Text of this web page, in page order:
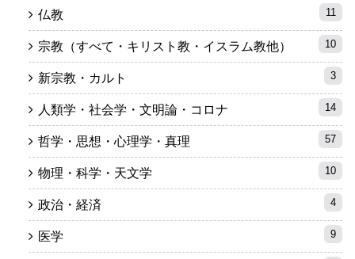
仏教 11
宗教（すべて・キリスト教・イスラム教他） 10
新宗教・カルト 3
人類学・社会学・文明論・コロナ 14
哲学・思想・心理学・真理 57
物理・科学・天文学 10
政治・経済 4
医学 9